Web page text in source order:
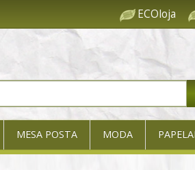
ECOloja
MESA POSTA MODA